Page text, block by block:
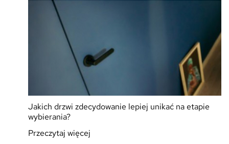
Jakich drzwi zdecydowanie lepiej unikać na etapie
wybierania?
Przeczytaj więcej